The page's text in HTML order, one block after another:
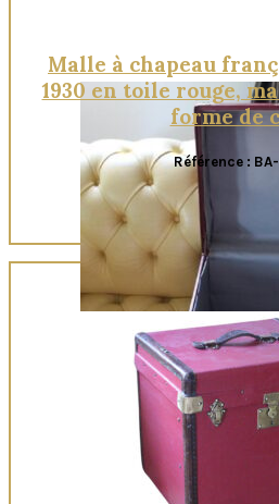
Quick
Malle à chapeau
1930 en toile rouge,
forme de
Référence :